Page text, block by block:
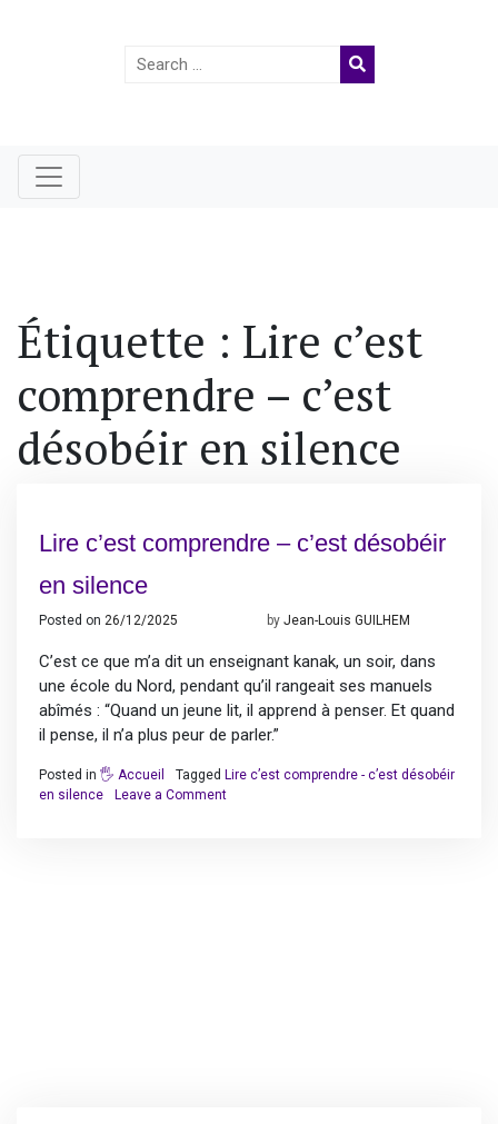
Search
Étiquette : Lire c’est
comprendre – c’est
désobéir en silence
Lire c’est comprendre – c’est désobéir
en silence
Posted on 26/12/2025 by Jean-Louis GUILHEM
C’est ce que m’a dit un enseignant kanak, un soir, dans
une école du Nord, pendant qu’il rangeait ses manuels
abîmés : “Quand un jeune lit, il apprend à penser. Et quand
il pense, il n’a plus peur de parler.”
Posted in 🖐️ Accueil Tagged Lire c’est comprendre - c’est désobéir
en silence
Leave a Commenton